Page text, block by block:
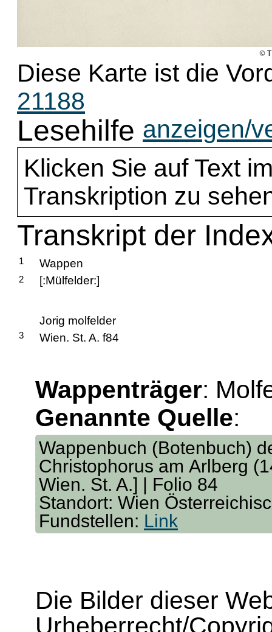
Diese Karte ist die
21188
Lesehilfe anzeigen/
Klicken Sie auf Text
Transkription zu
Transkript der
1 Wappen
2 [:Mülfelder:]
Jorig molfelder
3 Wien. St. A. f84
Wappenträger:
Genannte Quelle:
Wappenbuch (Botenbuch)
Christophorus am Arlberg
Wien. St. A.] | Folio 84
Standort: Wien
Fundstellen: Link
Die Bilder dieser
Urheberrecht/